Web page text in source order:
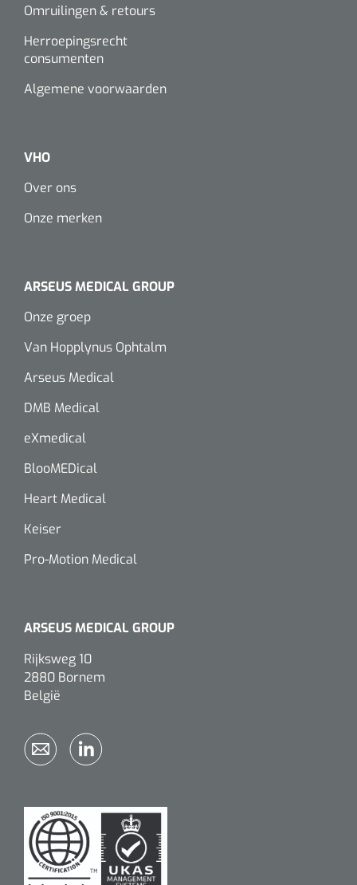
Omruilingen & retours
Herroepingsrecht
consumenten
Algemene voorwaarden
VHO
Over ons
Onze merken
ARSEUS MEDICAL GROUP
Onze groep
Van Hopplynus Ophtalm
Arseus Medical
DMB Medical
eXmedical
BlooMEDical
Heart Medical
Keiser
Pro-Motion Medical
ARSEUS MEDICAL GROUP
Rijksweg 10
2880 Bornem
België